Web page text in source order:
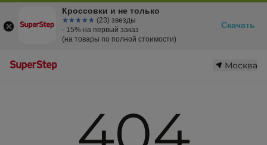
Москва
Кроссовки и не только
☆☆☆☆☆
★★★★★ (23) звезды
- 15% на первый заказ
(на товары по полной стоимости)
Скачать